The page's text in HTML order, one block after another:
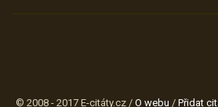
© 2008 - 2017 E-citáty.cz / O webu / Přidat